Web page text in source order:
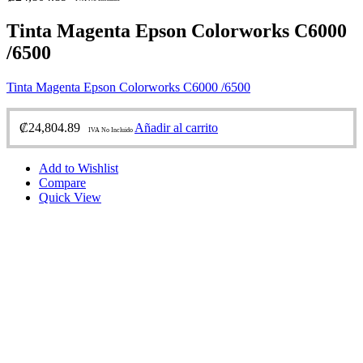
Tinta Magenta Epson Colorworks C6000
/6500
Tinta Magenta Epson Colorworks C6000 /6500
₡24,804.89 IVA No Incluido Añadir al carrito
Add to Wishlist
Compare
Quick View